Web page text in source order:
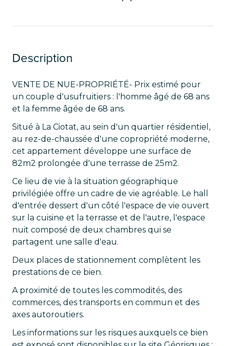
Description
VENTE DE NUE-PROPRIÉTÉ- Prix estimé pour
un couple d'usufruitiers : l'homme âgé de 68 ans
et la femme âgée de 68 ans.
Situé à La Ciotat, au sein d'un quartier résidentiel,
au rez-de-chaussée d'une copropriété moderne,
cet appartement développe une surface de
82m2 prolongée d'une terrasse de 25m2.
Ce lieu de vie à la situation géographique
privilégiée offre un cadre de vie agréable. Le hall
d'entrée dessert d'un côté l'espace de vie ouvert
sur la cuisine et la terrasse et de l'autre, l'espace
nuit composé de deux chambres qui se
partagent une salle d'eau.
Deux places de stationnement complètent les
prestations de ce bien.
A proximité de toutes les commodités, des
commerces, des transports en commun et des
axes autoroutiers.
Les informations sur les risques auxquels ce bien